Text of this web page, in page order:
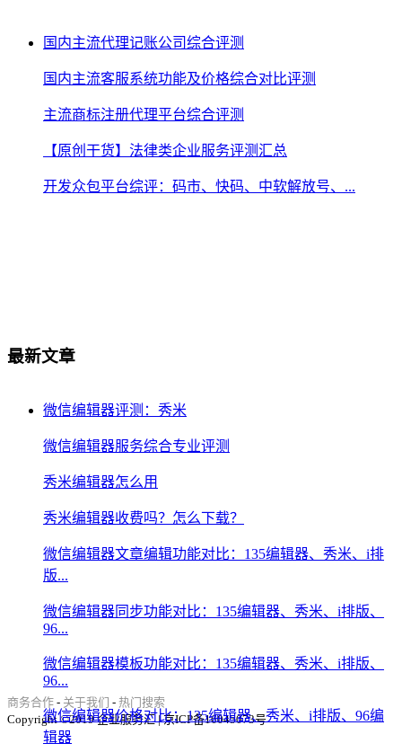
国内主流代理记账公司综合评测
国内主流客服系统功能及价格综合对比评测
主流商标注册代理平台综合评测
【原创干货】法律类企业服务评测汇总
开发众包平台综评：码市、快码、中软解放号、...
最新文章
微信编辑器评测：秀米
微信编辑器服务综合专业评测
秀米编辑器怎么用
秀米编辑器收费吗？怎么下载？
微信编辑器文章编辑功能对比：135编辑器、秀米、i排
版...
微信编辑器同步功能对比：135编辑器、秀米、i排版、
96...
微信编辑器模板功能对比：135编辑器、秀米、i排版、
96...
微信编辑器价格对比：135编辑器、秀米、i排版、96编
辑器
商务合作 - 关于我们 - 热门搜索
Copyright ©2019 企业服务汇 | 京ICP备16045073号